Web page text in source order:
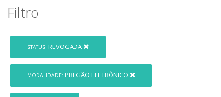
Filtro
STATUS: REVOGADA
MODALIDADE: PREGÃO ELETRÔNICO